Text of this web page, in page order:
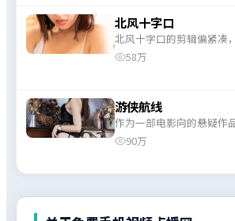
北风十字口
北风十字口的剪辑偏紧凑
“信息密度”偏高，喜欢快
58万
游侠航线
作为一部电影向的悬疑作
人物动机而非单纯奇观，
90万